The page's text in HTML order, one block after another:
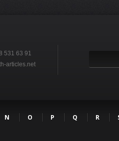
531 63 91
articles.net
N O P Q R